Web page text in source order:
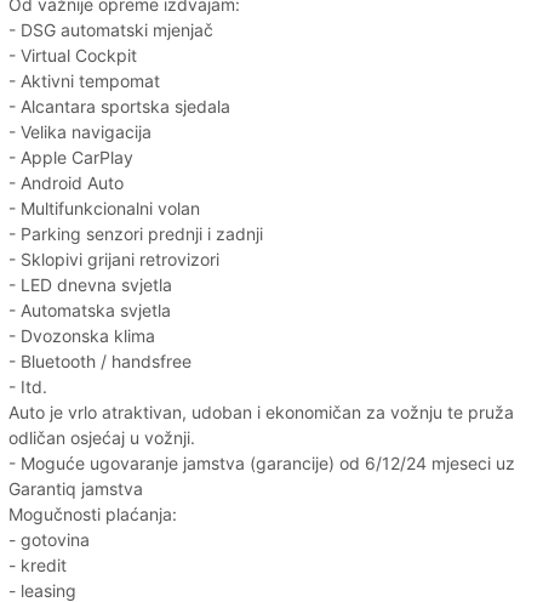
Od važnije opreme izdvajam:
- DSG automatski mjenjač
- Virtual Cockpit
- Aktivni tempomat
- Alcantara sportska sjedala
- Velika navigacija
- Apple CarPlay
- Android Auto
- Multifunkcionalni volan
- Parking senzori prednji i zadnji
- Sklopivi grijani retrovizori
- LED dnevna svjetla
- Automatska svjetla
- Dvozonska klima
- Bluetooth / handsfree
- Itd.
Auto je vrlo atraktivan, udoban i ekonomičan za vožnju te pruža
odličan osjećaj u vožnji.
- Moguće ugovaranje jamstva (garancije) od 6/12/24 mjeseci uz
Garantiq jamstva
Mogučnosti plaćanja:
- gotovina
- kredit
- leasing